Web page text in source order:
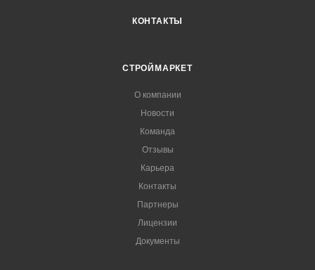
КОНТАКТЫ
СТРОЙМАРКЕТ
О компании
Новости
Команда
Отзывы
Карьера
Контакты
Партнеры
Лицензии
Документы